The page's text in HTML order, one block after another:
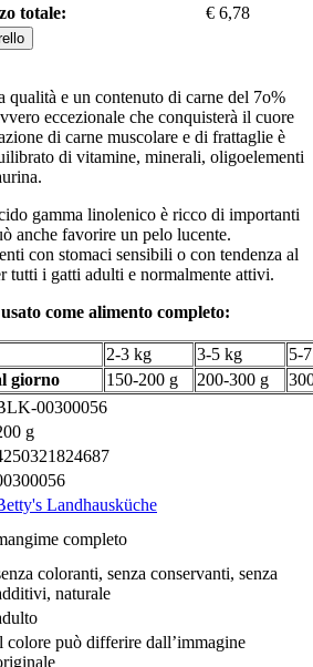
totale:
€ 6,78
qualità e un contenuto di carne del 7o%
eccezionale che conquisterà il cuore
di carne muscolare e di frattaglie è
di vitamine, minerali, oligoelementi
gamma linolenico è ricco di importanti
anche favorire un pelo lucente.
con stomaci sensibili o con tendenza al
tutti i gatti adulti e normalmente attivi.
come alimento completo:
2-3 kg 3-5 kg
5-
giorno
150-200 g 200-300 g
00300056
g
Landhausküche
completo
coloranti, senza conservanti, senza
naturale
colore può differire dall’immagine